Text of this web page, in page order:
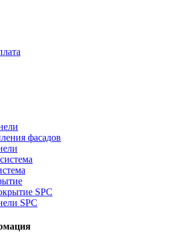
фасадов
SPC
SPC